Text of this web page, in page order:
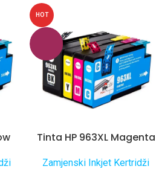
HOT
Tinta HP 963XL Magenta
Zamjenski Inkjet Kertridži